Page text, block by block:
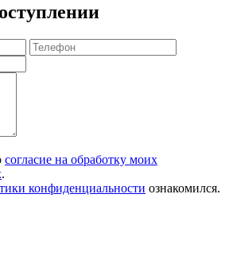
согласие на обработку моих
.
конфиденциальности ознакомился.